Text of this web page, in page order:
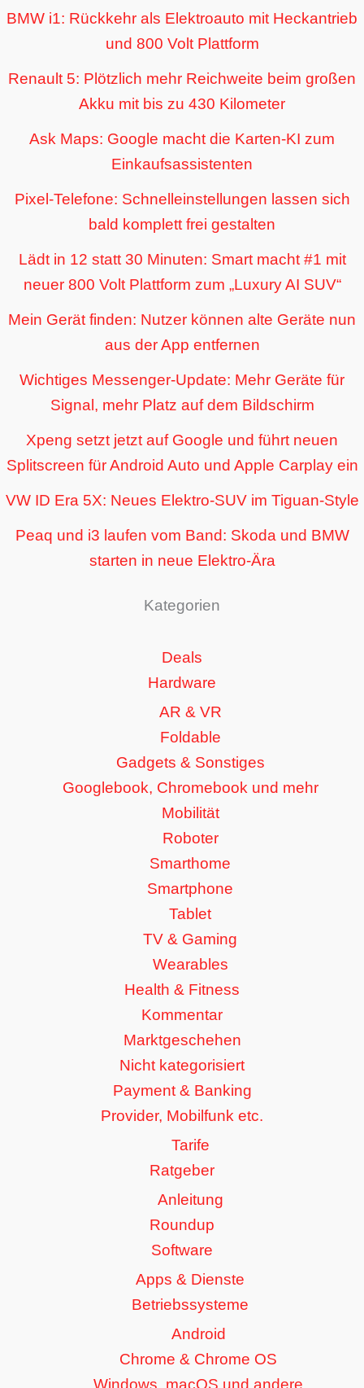
BMW i1: Rückkehr als Elektroauto mit Heckantrieb
und 800 Volt Plattform
Renault 5: Plötzlich mehr Reichweite beim großen
Akku mit bis zu 430 Kilometer
Ask Maps: Google macht die Karten-KI zum
Einkaufsassistenten
Pixel-Telefone: Schnelleinstellungen lassen sich
bald komplett frei gestalten
Lädt in 12 statt 30 Minuten: Smart macht #1 mit
neuer 800 Volt Plattform zum „Luxury AI SUV“
Mein Gerät finden: Nutzer können alte Geräte nun
aus der App entfernen
Wichtiges Messenger-Update: Mehr Geräte für
Signal, mehr Platz auf dem Bildschirm
Xpeng setzt jetzt auf Google und führt neuen
Splitscreen für Android Auto und Apple Carplay ein
VW ID Era 5X: Neues Elektro-SUV im Tiguan-Style
Peaq und i3 laufen vom Band: Skoda und BMW
starten in neue Elektro-Ära
Kategorien
Deals
Hardware
AR & VR
Foldable
Gadgets & Sonstiges
Googlebook, Chromebook und mehr
Mobilität
Roboter
Smarthome
Smartphone
Tablet
TV & Gaming
Wearables
Health & Fitness
Kommentar
Marktgeschehen
Nicht kategorisiert
Payment & Banking
Provider, Mobilfunk etc.
Tarife
Ratgeber
Anleitung
Roundup
Software
Apps & Dienste
Betriebssysteme
Android
Chrome & Chrome OS
Windows, macOS und andere